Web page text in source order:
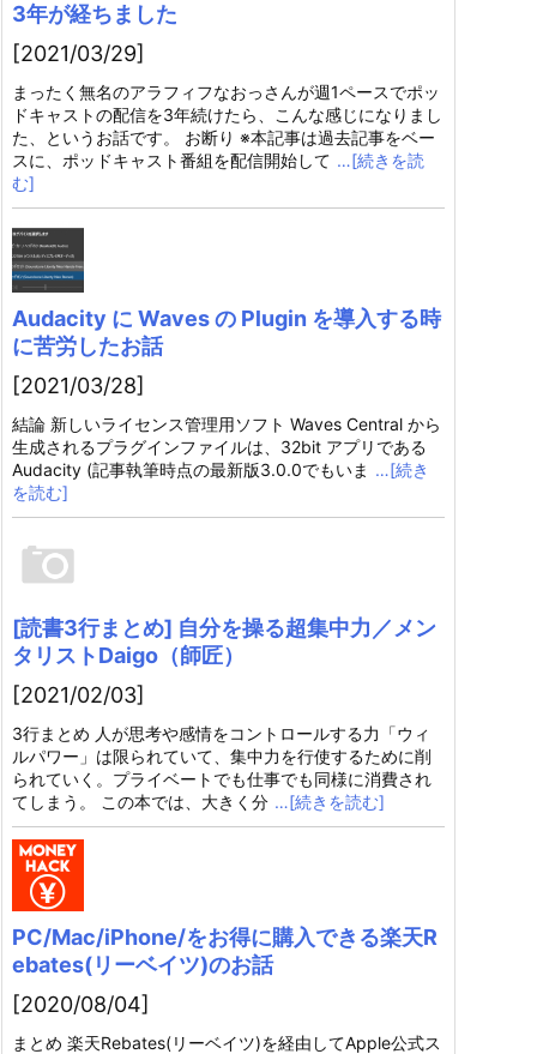
3年が経ちました
[2021/03/29]
まったく無名のアラフィフなおっさんが週1ペースでポッ
ドキャストの配信を3年続けたら、こんな感じになりまし
た、というお話です。 お断り ※本記事は過去記事をベー
スに、ポッドキャスト番組を配信開始して …[続きを読
む]
Audacity に Waves の Plugin を導入する時
に苦労したお話
[2021/03/28]
結論 新しいライセンス管理用ソフト Waves Central から
生成されるプラグインファイルは、32bit アプリである
Audacity (記事執筆時点の最新版3.0.0でもいま …[続き
を読む]
[読書3行まとめ] 自分を操る超集中力／メン
タリストDaigo（師匠）
[2021/02/03]
3行まとめ 人が思考や感情をコントロールする力「ウィ
ルパワー」は限られていて、集中力を行使するために削
られていく。プライベートでも仕事でも同様に消費され
てしまう。 この本では、大きく分 …[続きを読む]
PC/Mac/iPhone/をお得に購入できる楽天R
ebates(リーベイツ)のお話
[2020/08/04]
まとめ 楽天Rebates(リーベイツ)を経由してApple公式ス